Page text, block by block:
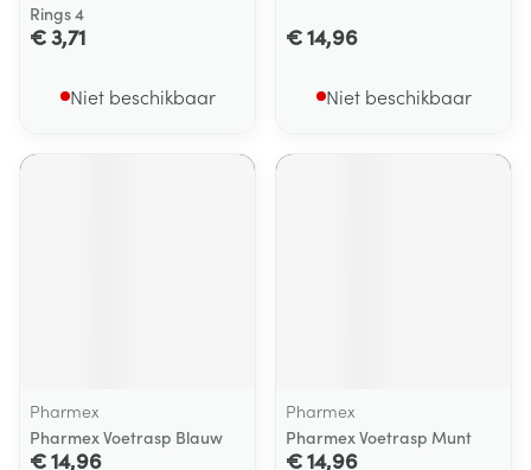
Rings 4
€ 3,71
Niet beschikbaar
€ 14,96
Niet beschikbaar
Pharmex
Pharmex Voetrasp Blauw
€ 14,96
Pharmex
Pharmex Voetrasp Munt
€ 14,96